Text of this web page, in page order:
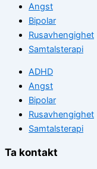
Angst
Bipolar
Rusavhengighet
Samtalsterapi
ADHD
Angst
Bipolar
Rusavhengighet
Samtalsterapi
Ta kontakt